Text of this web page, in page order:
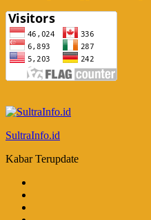
SultraInfo.id
Kabar Terupdate